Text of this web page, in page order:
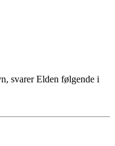
svarer Elden følgende i